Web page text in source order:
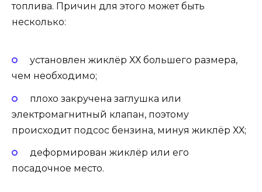
топлива. Причин для этого может быть
несколько:
установлен жиклёр ХХ большего размера,
чем необходимо;
плохо закручена заглушка или
электромагнитный клапан, поэтому
происходит подсос бензина, минуя жиклёр ХХ;
деформирован жиклёр или его
посадочное место.